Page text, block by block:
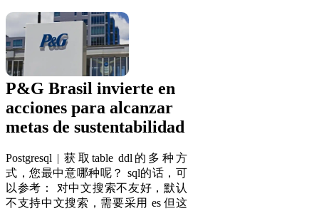
P&G Brasil invierte en
acciones para alcanzar
metas de sustentabilidad
Postgresql | 获取table ddl的多种方
式，您最中意哪种呢？ sql的话，可
以参考： 对中文搜索不友好，默认
不支持中文搜索，需要采用 es 但这